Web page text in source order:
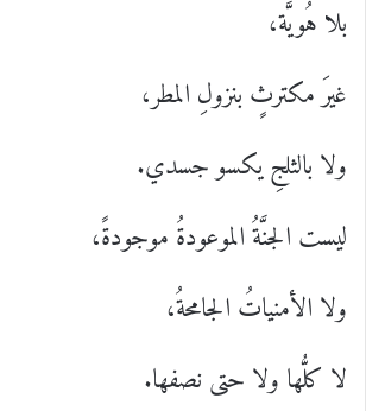
بلا هُويَّة،
غيرَ مكترثٍ بنزولِ المطر،
ولا بالثلجِ يكسو جسدي.
ليست الجنَّةُ الموعودةُ موجودةً،
ولا الأمنياتُ الجامحةُ،
لا كلُّها ولا حتى نصفها.